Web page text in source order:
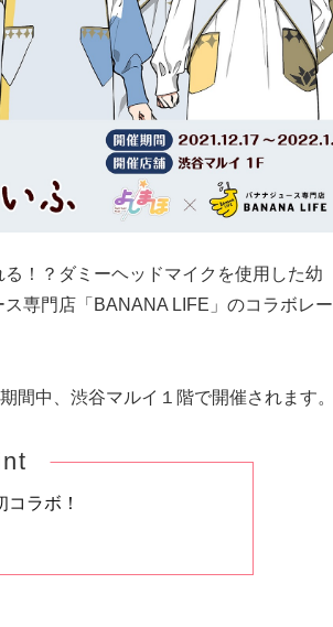
！？ダミーヘッドマイクを使用した幼
ス専門店「BANANA LIFE」のコラボレー
間中、渋谷マルイ１階で開催されます。
ラボ！